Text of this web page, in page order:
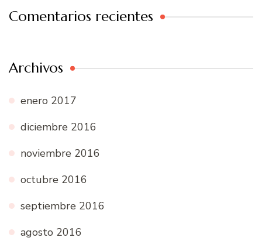
Comentarios recientes
Archivos
enero 2017
diciembre 2016
noviembre 2016
octubre 2016
septiembre 2016
agosto 2016